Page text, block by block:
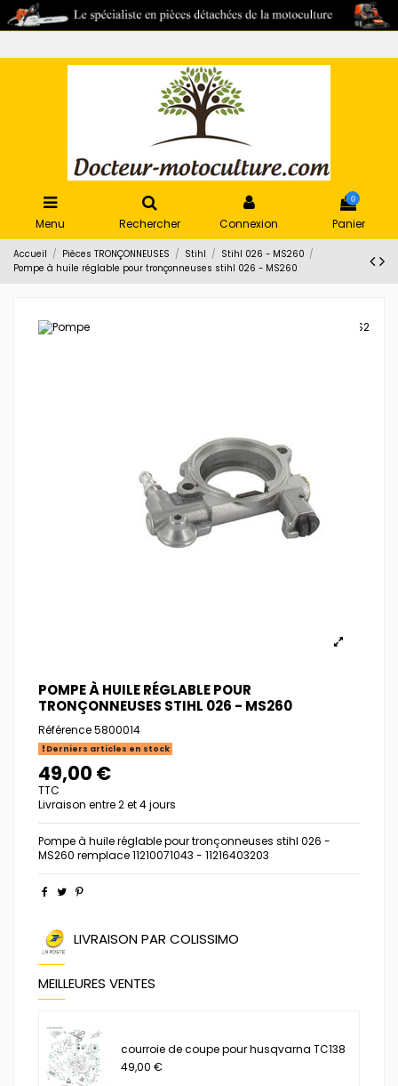
Menu Rechercher Connexion
0
Panier
Accueil Pièces TRONÇONNEUSES Stihl
Stihl 026 - MS260
Pompe à huile réglable pour tronçonneuses stihl 026 - MS260
POMPE À HUILE RÉGLABLE POUR
TRONÇONNEUSES STIHL 026 - MS260
Référence5800014
Derniers articles en stock
49,00 €
TTC
Livraison entre 2 et 4 jours
Pompe à huile réglable pour tronçonneuses stihl 026 -
MS260 remplace 11210071043 - 11216403203
LIVRAISON PAR COLISSIMO
MEILLEURES VENTES
courroie de coupe pour husqvarna TC138
49,00 €